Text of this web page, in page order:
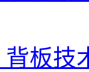
背板技